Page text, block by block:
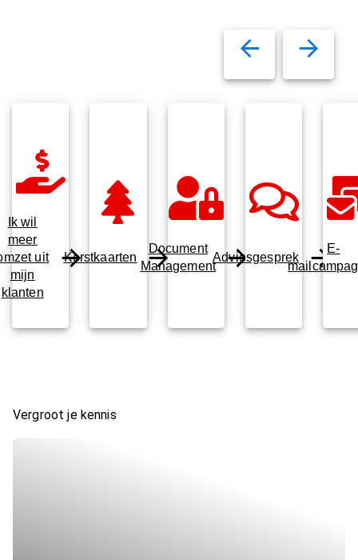
Ik wil
meer
uit
mijn
klanten
Kerstkaarten
Document
Management
Adviesgesprek
E-
Vergroot je kennis